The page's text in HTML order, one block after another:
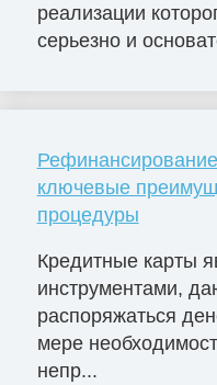
реализации
серьезно и
ключевые
процедуры
Кредитные карты
инструментами,
распоряжаться
мере
непр...